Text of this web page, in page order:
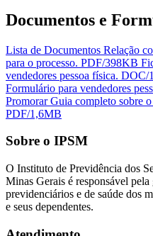
Documentos e
Lista de Documentos Relação
para o processo. PDF/398KB
vendedores pessoa física. DOC/
Formulário para vendedores
Promorar Guia completo sobre
PDF/1,6MB
Sobre o IPSM
O Instituto de Previdência dos
Minas Gerais é responsável
previdenciários e de saúde dos
e seus dependentes.